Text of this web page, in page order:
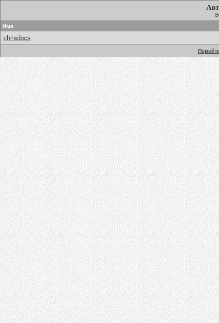
Имя
chrisdocs